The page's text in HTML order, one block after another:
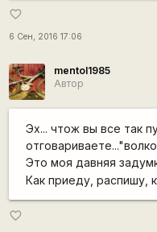
favorite_border
6 Сен, 2016 17:06
mentol1985
Автор
Эх... чтож вы все так
Это моя давняя
Как приеду, распишу,
favorite_border